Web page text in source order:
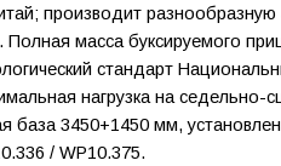
производит
масса буксируемого
стандарт
нагрузка на седельно-
база 3450+1450 мм,
/ WP10.375.